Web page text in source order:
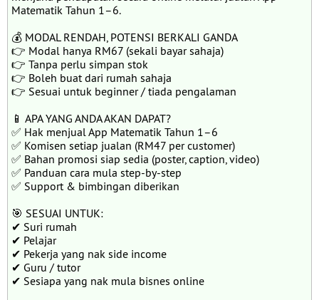
Matematik Tahun 1–6.
💰 MODAL RENDAH, POTENSI BERKALI GANDA
👉 Modal hanya RM67 (sekali bayar sahaja)
👉 Tanpa perlu simpan stok
👉 Boleh buat dari rumah sahaja
👉 Sesuai untuk beginner / tiada pengalaman
📱 APA YANG ANDA AKAN DAPAT?
✅ Hak menjual App Matematik Tahun 1–6
✅ Komisen setiap jualan (RM47 per customer)
✅ Bahan promosi siap sedia (poster, caption, video)
✅ Panduan cara mula step-by-step
✅ Support & bimbingan diberikan
🎯 SESUAI UNTUK:
✔ Suri rumah
✔ Pelajar
✔ Pekerja yang nak side income
✔ Guru / tutor
✔ Sesiapa yang nak mula bisnes online